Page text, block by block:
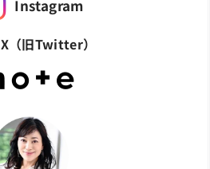
Instagram
X（旧Twitter）